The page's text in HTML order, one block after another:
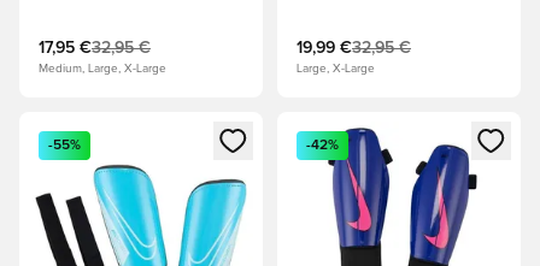
17,95 €32,95 €
Medium, Large, X-Large
19,99 €32,95 €
Large, X-Large
Abre un modal para iniciar sesión o registrarse como
-55%
Abre un modal para iniciar
-42%